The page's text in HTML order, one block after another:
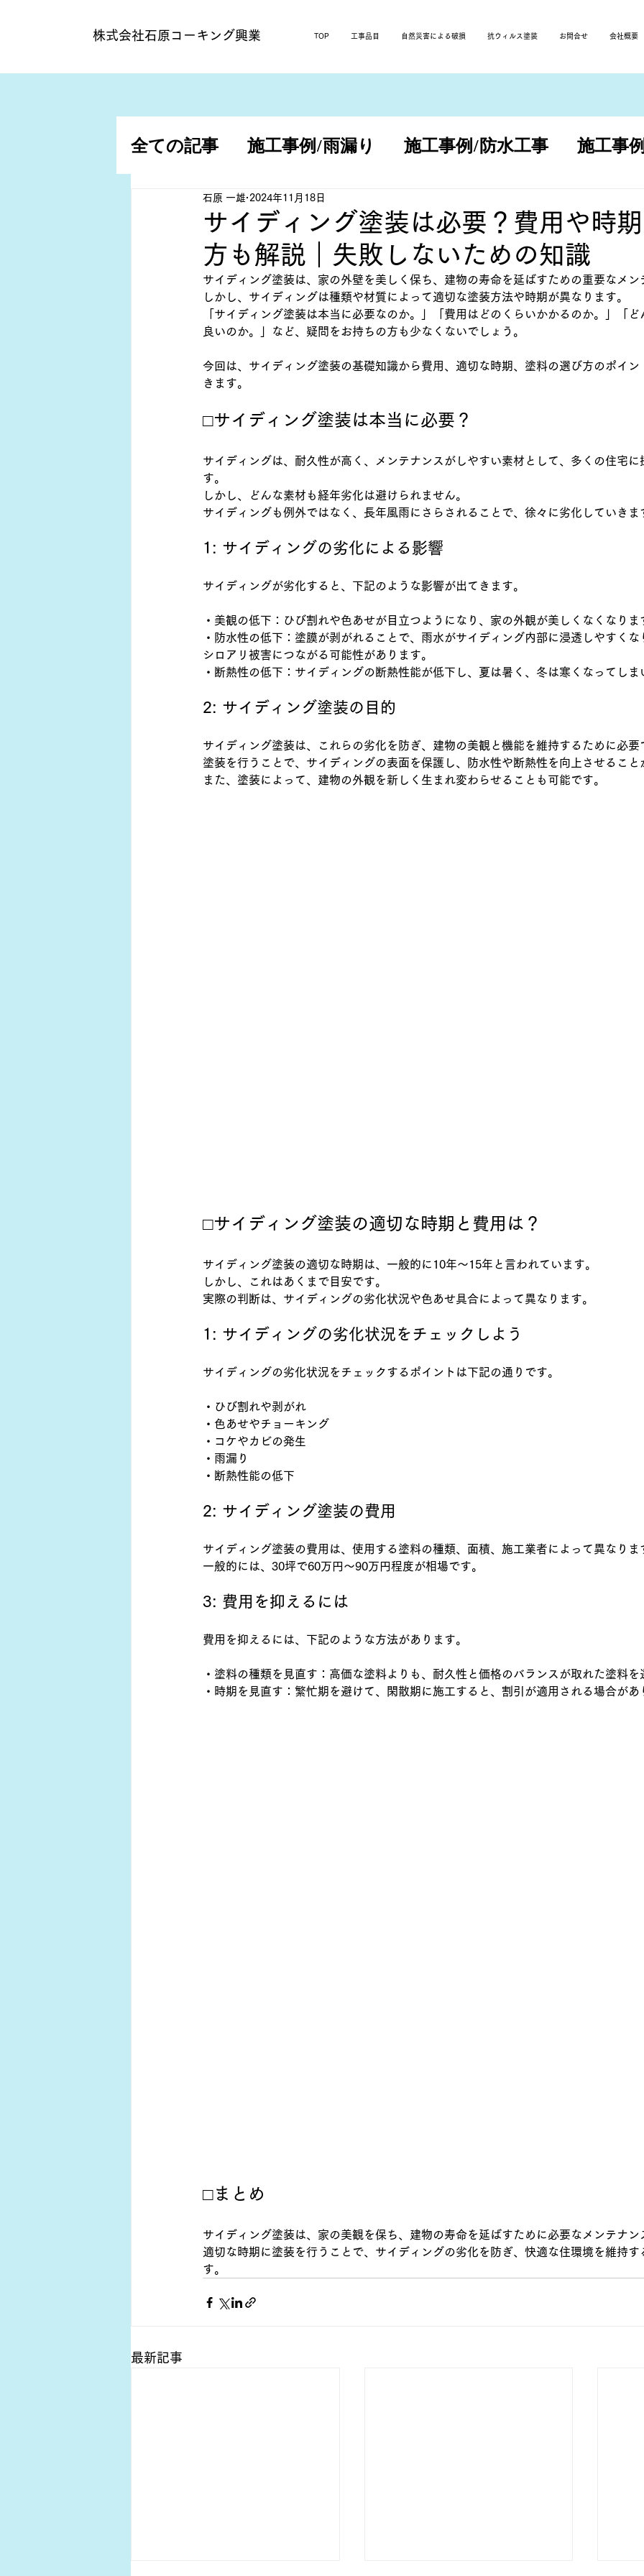
​株式会社石原コーキング興業 TOP 工事品目 自然災害による破損 抗ウィルス塗装 お問合せ 会社概要
全ての記事 施工事例/雨漏り 施工事例/防水工事 施工事
施工事例/アパート改修
サイディング塗装は必要？費用や時
方も解説｜失敗しないための知識
石原 一雄 2024年11月18日
サイディング塗装は、家の外壁を美しく保ち、建物の寿命を延ばすための重要なメン
しかし、サイディングは種類や材質によって適切な塗装方法や時期が異なります。
「サイディング塗装は本当に必要なのか。」「費用はどのくらいかかるのか。」「
良いのか。」など、疑問をお持ちの方も少なくないでしょう。
今回は、サイディング塗装の基礎知識から費用、適切な時期、塗料の選び方のポイン
きます。
□サイディング塗装は本当に必要？
サイディングは、耐久性が高く、メンテナンスがしやすい素材として、多くの住宅に
す。
しかし、どんな素材も経年劣化は避けられません。
サイディングも例外ではなく、長年風雨にさらされることで、徐々に劣化していきま
1: サイディングの劣化による影響
サイディングが劣化すると、下記のような影響が出てきます。
・美観の低下：ひび割れや色あせが目立つようになり、家の外観が美しくなくなりま
・防水性の低下：塗膜が剥がれることで、雨水がサイディング内部に浸透しやすく
シロアリ被害につながる可能性があります。
・断熱性の低下：サイディングの断熱性能が低下し、夏は暑く、冬は寒くなってしま
2: サイディング塗装の目的
サイディング塗装は、これらの劣化を防ぎ、建物の美観と機能を維持するために必要
塗装を行うことで、サイディングの表面を保護し、防水性や断熱性を向上させること
また、塗装によって、建物の外観を新しく生まれ変わらせることも可能です。
□サイディング塗装の適切な時期と費用は？
サイディング塗装の適切な時期は、一般的に10年～15年と言われています。
しかし、これはあくまで目安です。
実際の判断は、サイディングの劣化状況や色あせ具合によって異なります。
1: サイディングの劣化状況をチェックしよう
サイディングの劣化状況をチェックするポイントは下記の通りです。
・ひび割れや剥がれ
・色あせやチョーキング
・コケやカビの発生
・雨漏り
・断熱性能の低下
2: サイディング塗装の費用
サイディング塗装の費用は、使用する塗料の種類、面積、施工業者によって異なりま
一般的には、30坪で60万円～90万円程度が相場です。
3: 費用を抑えるには
費用を抑えるには、下記のような方法があります。
・塗料の種類を見直す：高価な塗料よりも、耐久性と価格のバランスが取れた塗料を
・時期を見直す：繁忙期を避けて、閑散期に施工すると、割引が適用される場合があ
□まとめ
サイディング塗装は、家の美観を保ち、建物の寿命を延ばすために必要なメンテナン
適切な時期に塗装を行うことで、サイディングの劣化を防ぎ、快適な住環境を維持す
す。
最新記事